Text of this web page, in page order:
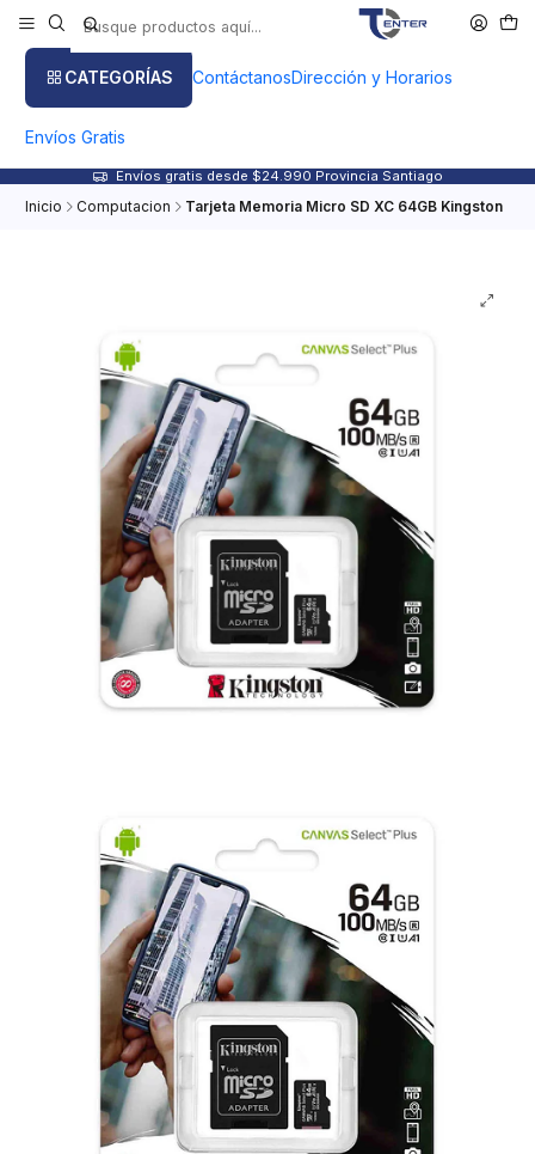
CATEGORÍAS ContáctanosDirección y Horarios
Envíos Gratis
Envíos gratis desde $24.990 Provincia Santiago
Inicio Computacion Tarjeta Memoria Micro SD XC 64GB Kingston